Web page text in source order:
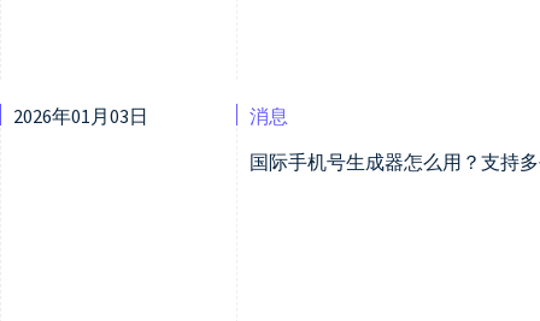
2026年01月03日
消息
国际手机号生成器怎么用？支持